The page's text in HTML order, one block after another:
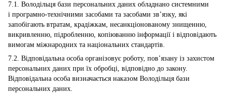
7.1. Володільця бази персональних даних обладнано системними
і програмно-технічними засобами та засобами зв’язку, які
запобігають втратам, крадіжкам, несанкціонованому знищенню,
викривленню, підробленню, копіюванню інформації і відповідають
вимогам міжнародних та національних стандартів.
7.2. Відповідальна особа організовує роботу, пов’язану із захистом
персональних даних при їх обробці, відповідно до закону.
Відповідальна особа визначається наказом Володільця бази
персональних даних.